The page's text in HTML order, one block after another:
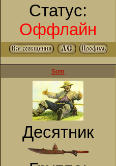
Статус:
Оффлайн
Som
Десятник